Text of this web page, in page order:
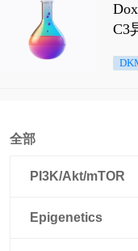
C3
全部
PI3K/Akt/mTOR
Epigenetics